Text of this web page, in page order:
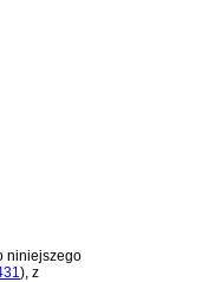
niniejszego
), z